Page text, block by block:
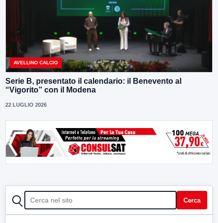
AVELLINO CALCIO
Serie B, presentato il calendario: il Benevento al
“Vigorito” con il Modena
22 LUGLIO 2026
CERCA Cerca